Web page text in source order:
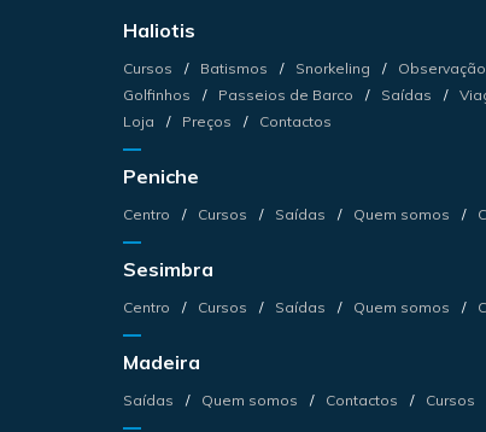
Haliotis
Cursos Batismos Snorkeling
Golfinhos
Passeios de Barco Saídas
Loja
Preços Contactos
Peniche
Centro Cursos Saídas Quem somos
Sesimbra
Centro Cursos Saídas Quem somos
Madeira
Saídas Quem somos Contactos Cursos